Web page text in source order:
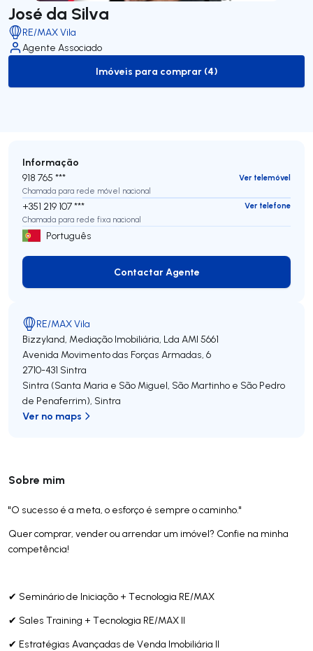
José da Silva
RE/MAX Vila
Agente Associado
to-buy-listing
Imóveis para comprar (4)
Sobre mim
"O sucesso é a meta, o esforço é sempre o caminho."
Quer comprar, vender ou arrendar um imóvel? Confie na minha
competência!
✔ Seminário de Iniciação + Tecnologia RE/MAX
✔ Sales Training + Tecnologia RE/MAX II
✔ Estratégias Avançadas de Venda Imobiliária II
Informação
918 765 ***
Ver telemóvel
Chamada para rede móvel nacional
+351 219 107 ***
Ver telefone
Chamada para rede fixa nacional
Português
Contactar Agente
Contactar Agente
RE/MAX Vila
Bizzyland, Mediação Imobiliária, Lda AMI 5661
Avenida Movimento das Forças Armadas, 6
2710-431 Sintra
Sintra (Santa Maria e São Miguel, São Martinho e São Pedro
de Penaferrim), Sintra
Ver no maps